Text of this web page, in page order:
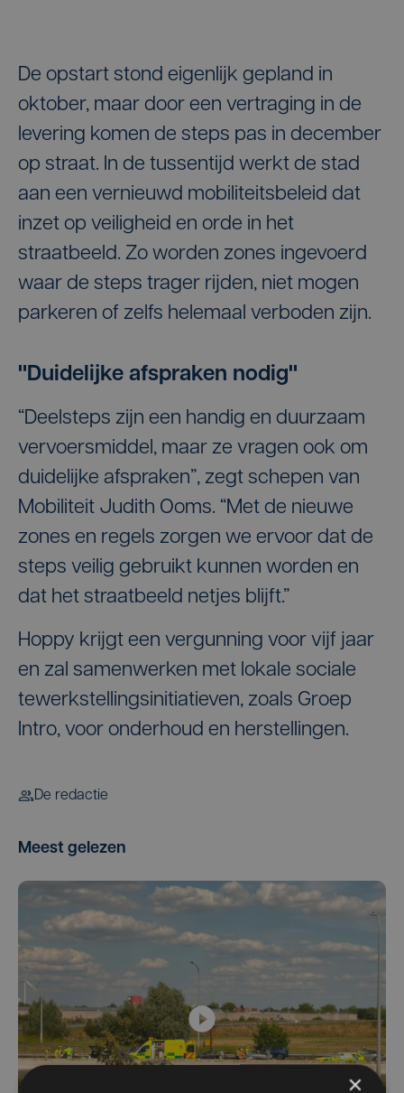
De opstart stond eigenlijk gepland in
oktober, maar door een vertraging in de
levering komen de steps pas in december
op straat. In de tussentijd werkt de stad
aan een vernieuwd mobiliteitsbeleid dat
inzet op veiligheid en orde in het
straatbeeld. Zo worden zones ingevoerd
waar de steps trager rijden, niet mogen
parkeren of zelfs helemaal verboden zijn.
"Duidelijke afspraken nodig"
“Deelsteps zijn een handig en duurzaam
vervoersmiddel, maar ze vragen ook om
duidelijke afspraken”, zegt schepen van
Mobiliteit Judith Ooms. “Met de nieuwe
zones en regels zorgen we ervoor dat de
steps veilig gebruikt kunnen worden en
dat het straatbeeld netjes blijft.”
Hoppy krijgt een vergunning voor vijf jaar
en zal samenwerken met lokale sociale
tewerkstellingsinitiatieven, zoals Groep
Intro, voor onderhoud en herstellingen.
De redactie
Meest gelezen
×